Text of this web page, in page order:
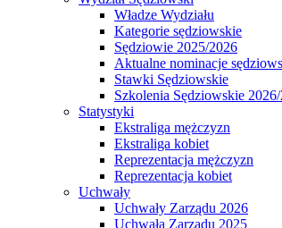
Władze Wydziału
Kategorie sędziowskie
Sędziowie 2025/2026
Aktualne nominacje
Stawki Sędziowskie
Szkolenia Sędziowskie
Statystyki
Ekstraliga mężczyzn
Ekstraliga kobiet
Reprezentacja mężczyzn
Reprezentacja kobiet
Uchwały
Uchwały Zarządu 2026
Uchwała Zarządu 2025